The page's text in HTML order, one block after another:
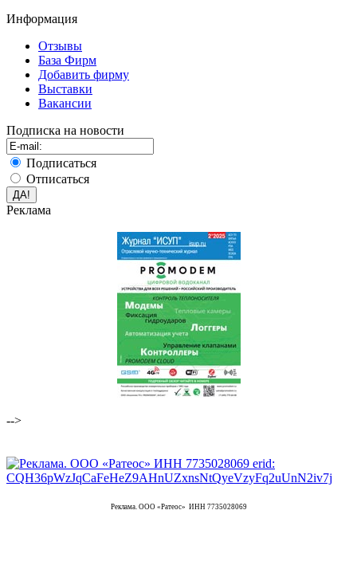
Информация
Отзывы
База Фирм
Добавить фирму
Выставки
Вакансии
Подписка на новости
Подписаться
Отписаться
Реклама
-->
Реклама. ООО «Ратеос» ИНН 7735028069